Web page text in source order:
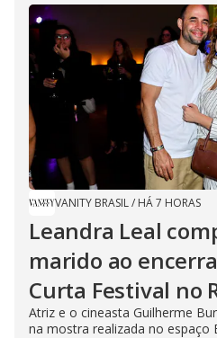
VANITY BRASIL/ HÁ 7 HORAS
Leandra Leal
marido ao
Curta Festival no
Atriz e o cineasta Guilherme
na mostra realizada no espaço